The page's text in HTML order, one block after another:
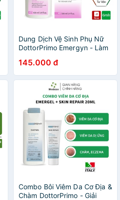
Dung Dịch Vệ Sinh Phụ Nữ
DottorPrimo Emergyn - Làm
Nấm Ngứa Phụ Khoa
145.000 đ
Combo Bôi Viêm Da Cơ Địa &
Chàm DottorPrimo - Giải